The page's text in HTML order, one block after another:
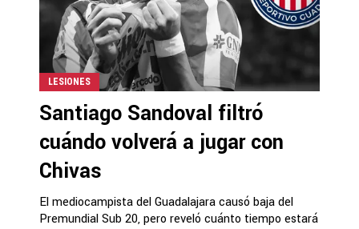
LESIONES
Santiago Sandoval filtró
cuándo volverá a jugar con
Chivas
El mediocampista del Guadalajara causó baja del
Premundial Sub 20, pero reveló cuánto tiempo estará